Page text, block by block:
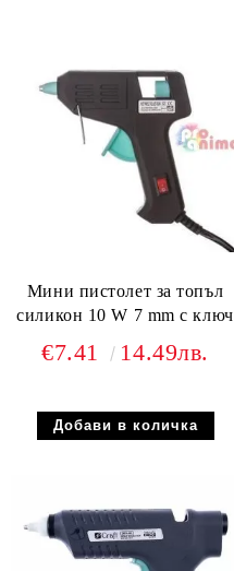
Мини пистолет за топъл
силикон 10 W 7 mm с ключ
€7.41 14.49лв.